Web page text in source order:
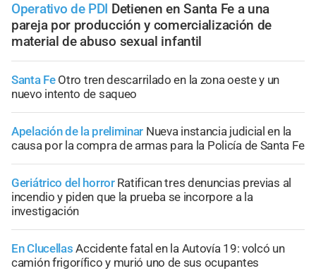
Operativo de PDI Detienen en Santa Fe a una
pareja por producción y comercialización de
material de abuso sexual infantil
Santa Fe Otro tren descarrilado en la zona oeste y un
nuevo intento de saqueo
Apelación de la preliminar Nueva instancia judicial en la
causa por la compra de armas para la Policía de Santa Fe
Geriátrico del horror Ratifican tres denuncias previas al
incendio y piden que la prueba se incorpore a la
investigación
En Clucellas Accidente fatal en la Autovía 19: volcó un
camión frigorífico y murió uno de sus ocupantes